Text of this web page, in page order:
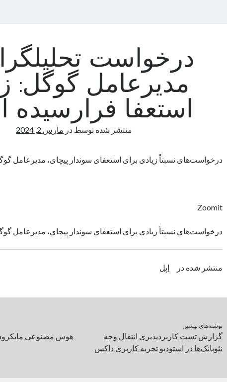
درخواست
مدیرعامل گوگل:
استعفا
منتشر شده توسط در مارس 2, 2024
درخواست‌های نسبتاً زیادی برای استعفای سوندار پیچای، مدیرعامل
Zoomit
درخواست‌های نسبتاً زیادی برای استعفای سوندار پیچای، مدیرعامل
منتشر شده در اپل
نوشته‌های پیشین
گزارش تست کاربردپذیری انتقال وجه
نئوبانک‌ها در استودیو تجربه کاربری داکس
هوش مصنوعی